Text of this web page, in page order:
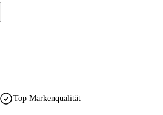
Top Markenqualität